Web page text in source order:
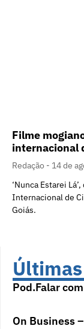
Filme
internacional
Redação
14 de
‘Nunca Estarei
Internacional de
Goiás.
Últimas
Pod.Falar
On Business